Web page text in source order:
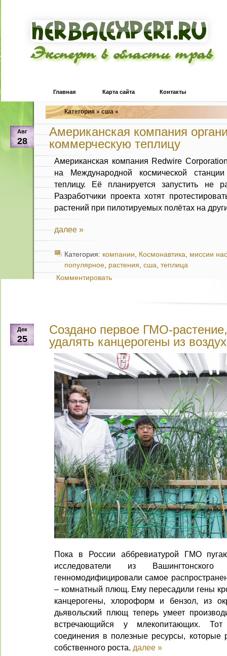
Эксперт в области трав
Главная Карта сайта Контакты
Категория » сша «
Авг
28
Американская компания
коммерческую теплицу
Американская компания Redwire
на Международной космической
теплицу. Её планируется запустить не
Разработчики проекта хотят
растений при пилотируемых полётах на
далее »
Категория: компании, Космонавтика, миссии
популярное, растения, сша, теплица
Комментировать
Дек
25
Создано первое ГМО-
удалять канцерогены из
Пока в России аббревиатурой ГМО
исследователи из Вашингтонского
генномодифицировали самое
– комнатный плющ. Ему пересадили гены
канцерогены, хлороформ и бензол, из
дьявольский плющ теперь умеет
встречающийся у млекопитающих. Тот
соединения в полезные ресурсы, которые
собственного роста. далее »